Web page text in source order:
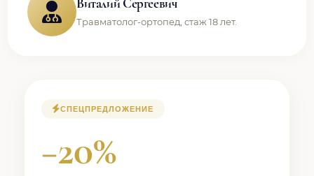
Травматолог-ортопед, стаж 18 лет.
СПЕЦПРЕДЛОЖЕНИЕ
−20%